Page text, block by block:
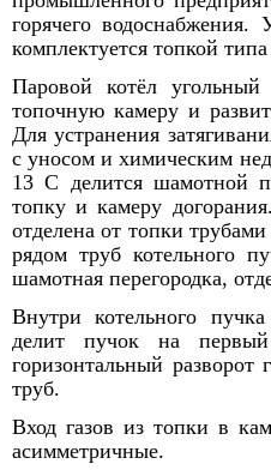
горячего
комплектуется топкой
Паровой котёл
топочную камеру и
Для устранения
с уносом и химическим
13 С делится шамотной
топку и камеру
отделена от топки
рядом труб котельного
шамотная перегородка,
Внутри котельного
делит пучок на
горизонтальный
труб.
Вход газов из топки в
асимметричные.